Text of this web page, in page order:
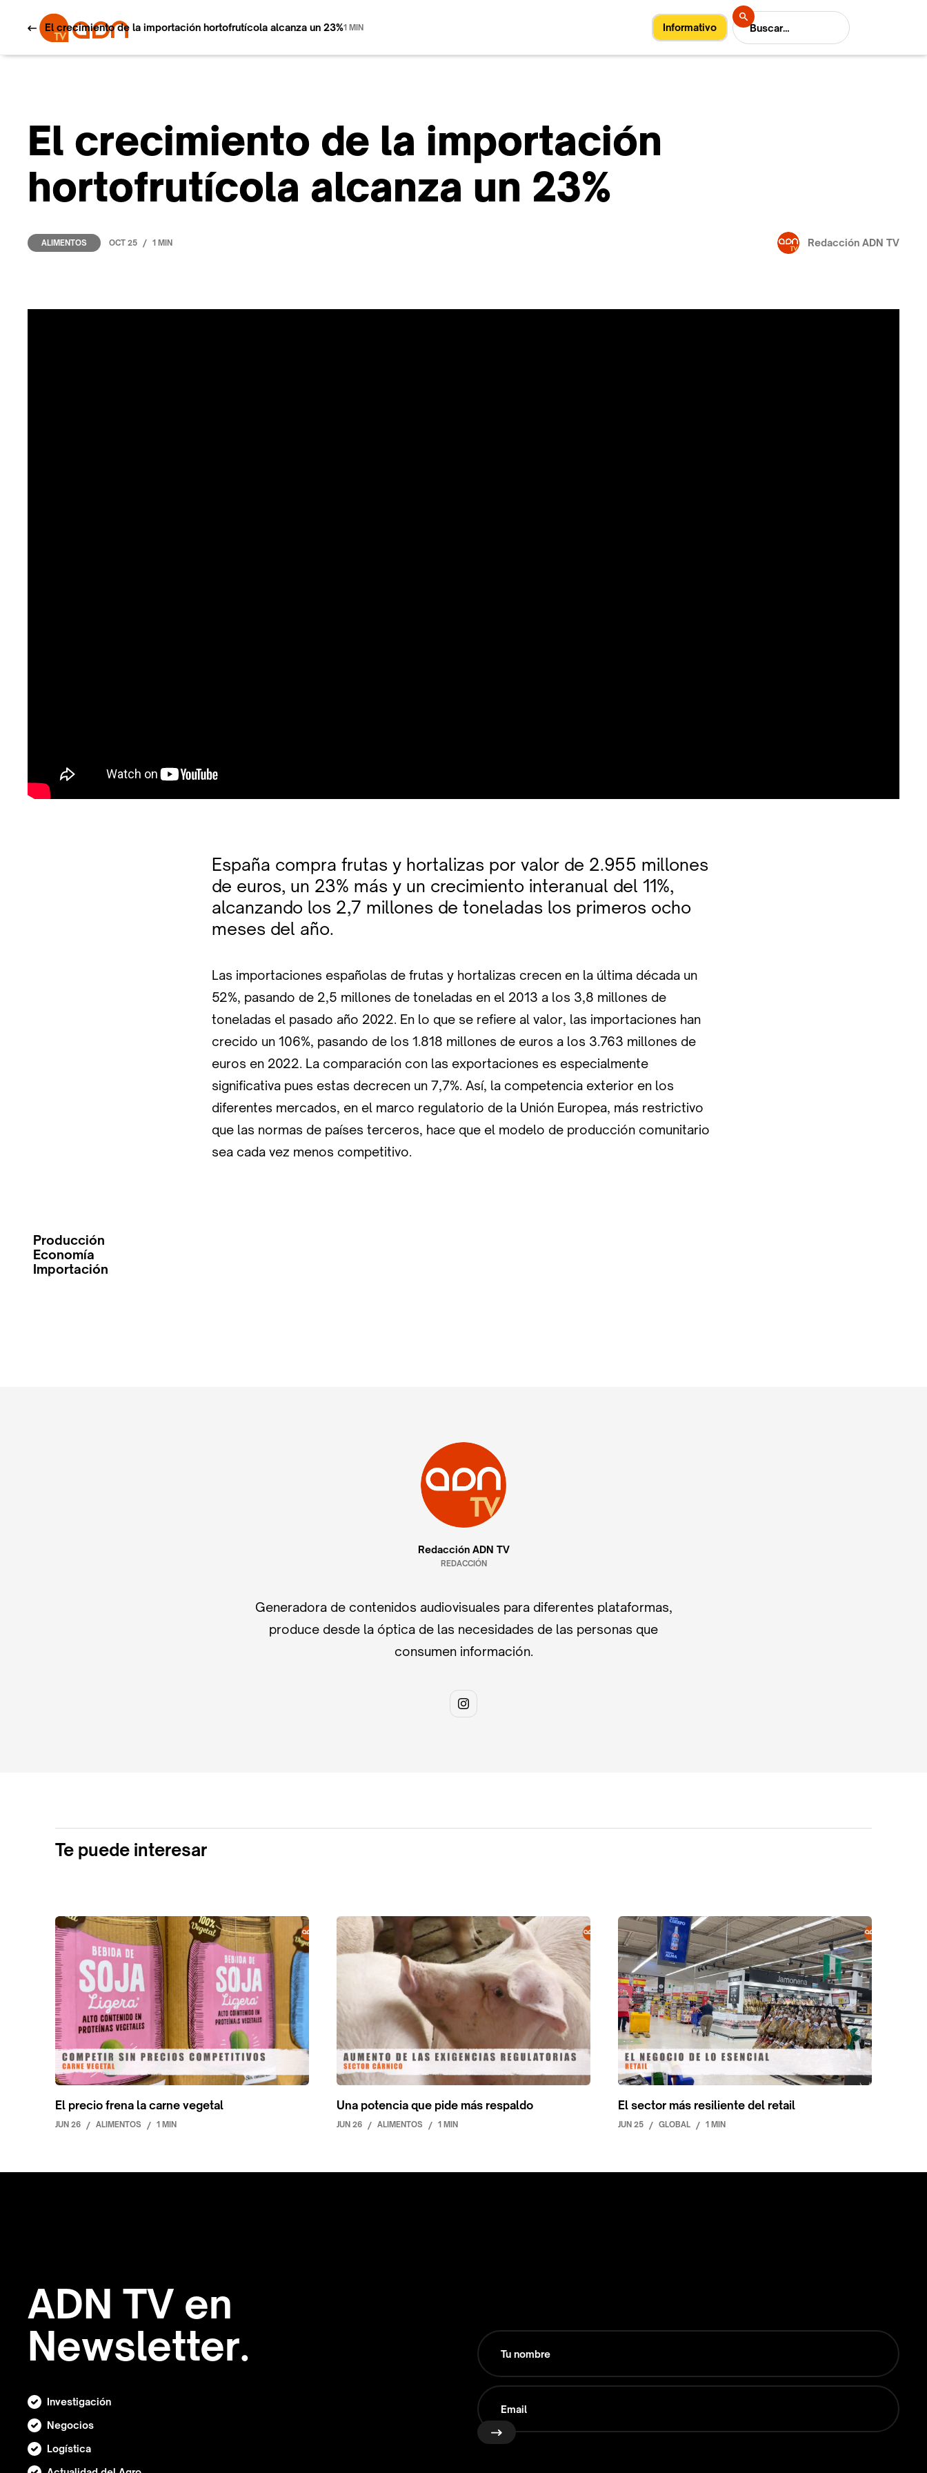
Informativo
El crecimiento de la importación hortofrutícola alcanza un 23%1 MIN
El crecimiento de la importación
hortofrutícola alcanza un 23%
ALIMENTOS OCT 25 / 1 MIN Redacción ADN TV
España compra frutas y hortalizas por valor de 2.955 millones
de euros, un 23% más y un crecimiento interanual del 11%,
alcanzando los 2,7 millones de toneladas los primeros ocho
meses del año.
Las importaciones españolas de frutas y hortalizas crecen en la última década un
52%, pasando de 2,5 millones de toneladas en el 2013 a los 3,8 millones de
toneladas el pasado año 2022. En lo que se refiere al valor, las importaciones han
crecido un 106%, pasando de los 1.818 millones de euros a los 3.763 millones de
euros en 2022. La comparación con las exportaciones es especialmente
significativa pues estas decrecen un 7,7%. Así, la competencia exterior en los
diferentes mercados, en el marco regulatorio de la Unión Europea, más restrictivo
que las normas de países terceros, hace que el modelo de producción comunitario
sea cada vez menos competitivo.
Producción
Economía
Importación
Redacción ADN TV
REDACCIÓN
Generadora de contenidos audiovisuales para diferentes plataformas,
produce desde la óptica de las necesidades de las personas que
consumen información.
Te puede interesar
El precio frena la carne vegetal
JUN 26 / ALIMENTOS / 1 MIN
Una potencia que pide más respaldo
JUN 26 / ALIMENTOS / 1 MIN
El sector más resiliente del retail
JUN 25 / GLOBAL / 1 MIN
ADN TV en
Newsletter.
Investigación
Negocios
Logística